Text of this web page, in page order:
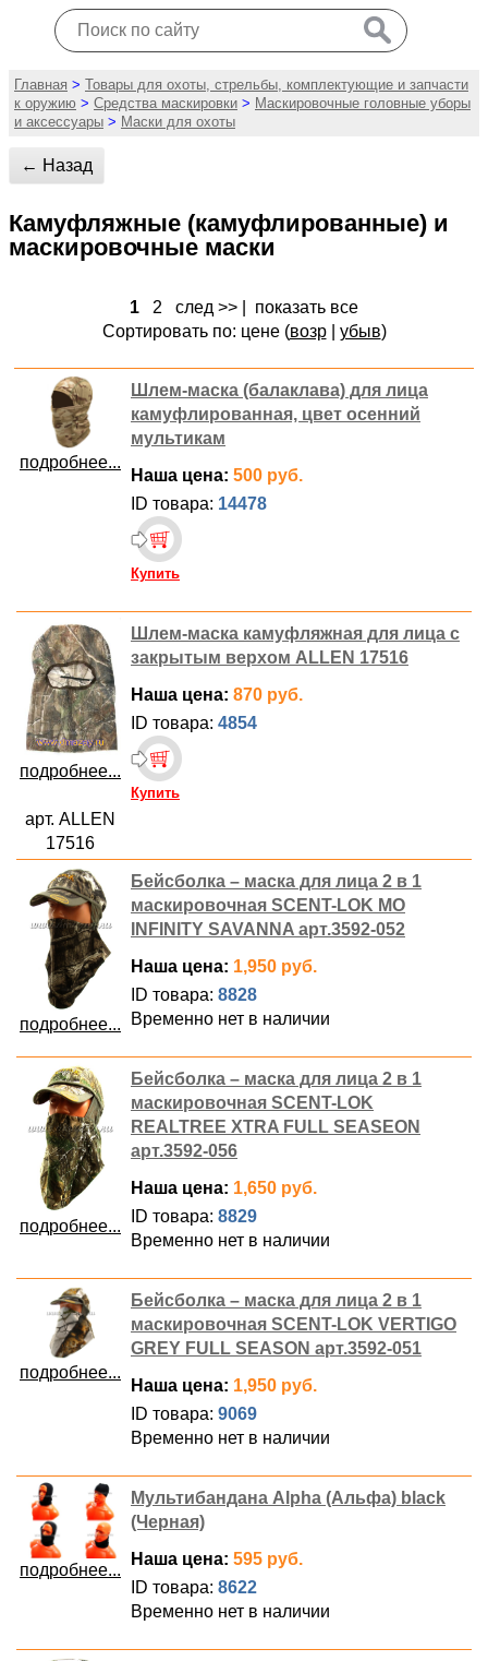
Главная > Товары для охоты, стрельбы, комплектующие и запчасти
к оружию > Средства маскировки > Маскировочные головные уборы
и аксессуары > Маски для охоты
← Назад
Камуфляжные (камуфлированные) и
маскировочные маски
1 2 след >>
показать все
Сортировать по: цене (возр| убыв)
подробнее...
Шлем-маска (балаклава) для лица
камуфлированная, цвет осенний
мультикам
Наша цена: 500 руб.
ID товара: 14478
Купить
подробнее...
арт. ALLEN
17516
Шлем-маска камуфляжная для лица с
закрытым верхом ALLEN 17516
Наша цена: 870 руб.
ID товара: 4854
Купить
подробнее...
Бейсболка – маска для лица 2 в 1
маскировочная SCENT-LOK MO
INFINITY SAVANNA арт.3592-052
Наша цена: 1,950 руб.
ID товара: 8828
Временно нет в наличии
подробнее...
Бейсболка – маска для лица 2 в 1
маскировочная SCENT-LOK
REALTREE XTRA FULL SEASEON
арт.3592-056
Наша цена: 1,650 руб.
ID товара: 8829
Временно нет в наличии
подробнее...
Бейсболка – маска для лица 2 в 1
маскировочная SCENT-LOK VERTIGO
GREY FULL SEASON арт.3592-051
Наша цена: 1,950 руб.
ID товара: 9069
Временно нет в наличии
подробнее...
Мультибандана Alpha (Альфа) black
(Черная)
Наша цена: 595 руб.
ID товара: 8622
Временно нет в наличии